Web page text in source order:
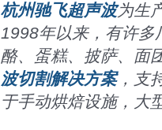
杭州驰飞超声波为生
1998年以来，有许多
酪、蛋糕、披萨、面
波切割解决方案，支
于手动烘焙设施，大